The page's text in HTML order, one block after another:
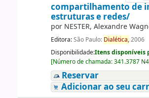
compartilhamento de
estruturas e redes/
por NESTER, Alexandre
Editora:São Paulo: Dialética,2006
Disponibilidade:Itens disponíveis
[Número de chamada:341.3787
Reservar
Adicionar ao seu